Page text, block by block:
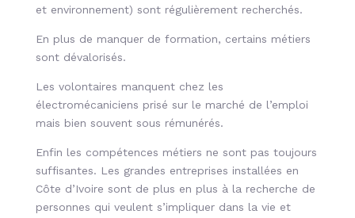
et environnement) sont régulièrement recherchés.
En plus de manquer de formation, certains métiers
sont dévalorisés.
Les volontaires manquent chez les
électromécaniciens prisé sur le marché de l’emploi
mais bien souvent sous rémunérés.
Enfin les compétences métiers ne sont pas toujours
suffisantes. Les grandes entreprises installées en
Côte d’Ivoire sont de plus en plus à la recherche de
personnes qui veulent s’impliquer dans la vie et